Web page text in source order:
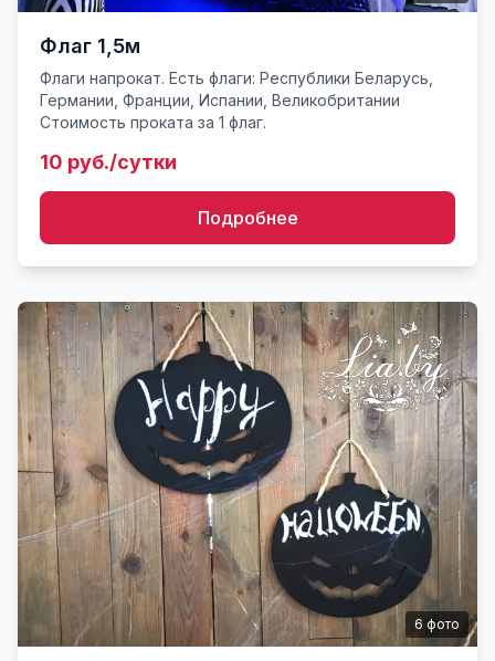
Флаг 1,5м
Флаги напрокат. Есть флаги: Республики Беларусь,
Германии, Франции, Испании, Великобритании
Стоимость проката за 1 флаг.
10 руб./сутки
Подробнее
6 фото